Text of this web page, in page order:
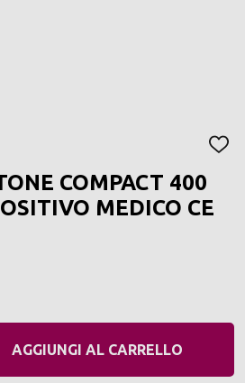
COMPACT 400
MEDICO CE
QUANTITÀ:
AGGIUNGI AL CARRELLO